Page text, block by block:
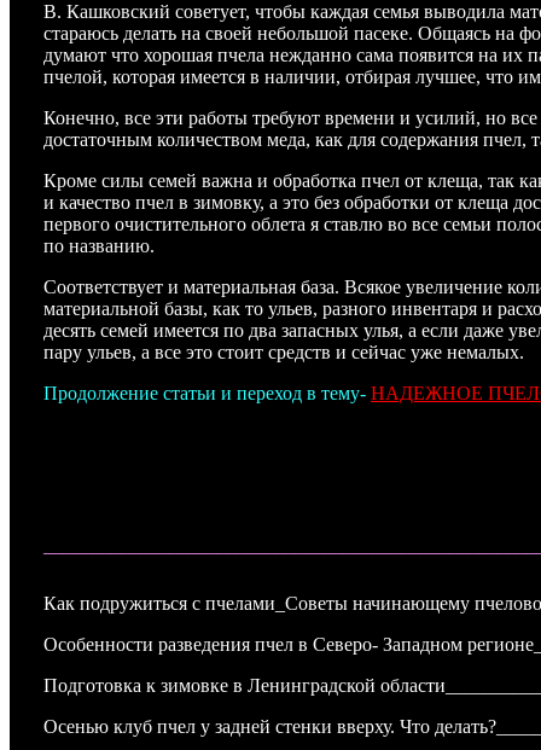
В. Кашковский советует, чтобы каждая семья выводила
стараюсь делать на своей небольшой пасеке. Общаясь на
думают что хорошая пчела нежданно сама появится на их
пчелой, которая имеется в наличии, отбирая лучшее, что
Конечно, все эти работы требуют времени и усилий, но
достаточным количеством меда, как для содержания пчел,
Кроме силы семей важна и обработка пчел от клеща, так
и качество пчел в зимовку, а это без обработки от клеща
первого очистительного облета я ставлю во все семьи
по названию.
Соответствует и материальная база. Всякое увеличение
материальной базы, как то ульев, разного инвентаря и
десять семей имеется по два запасных улья, а если даже
пару ульев, а все это стоит средств и сейчас уже немалых.
Продолжение статьи и переход в тему- НАДЕЖНОЕ
Как подружиться с пчелами_Советы начинающему
Особенности разведения пчел в Северо- Западном
Подготовка к зимовке в Ленинградской
Осенью клуб пчел у задней стенки вверху. Что